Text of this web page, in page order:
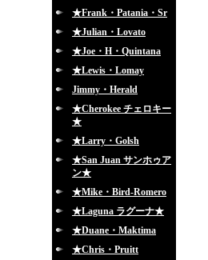
★Frank・Patania・Sr
★Julian・Lovato
★Joe・H・Quintana
★Lewis・Lomay
Jimmy・Herald
★Cherokee チェロキー
★
★Larry・Golsh
★San Juan サンホゥア
ン★
★Mike・Bird-Romero
★Laguna ラグーナ★
★Duane・Maktima
★Chris・Pruitt